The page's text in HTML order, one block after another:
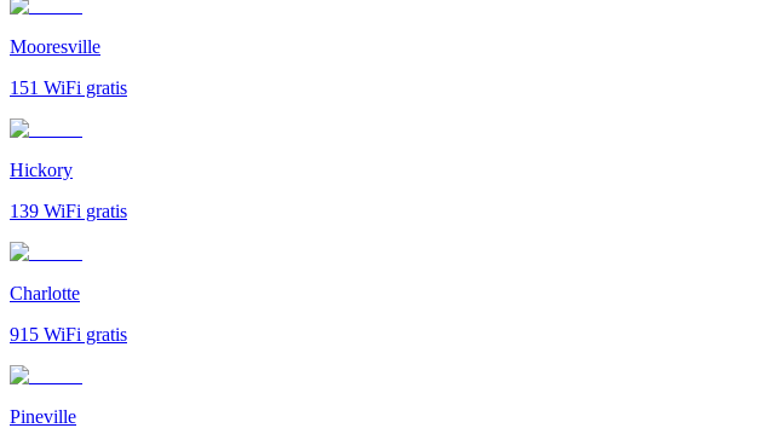
Mooresville
151 WiFi gratis
Hickory
139 WiFi gratis
Charlotte
915 WiFi gratis
Pineville